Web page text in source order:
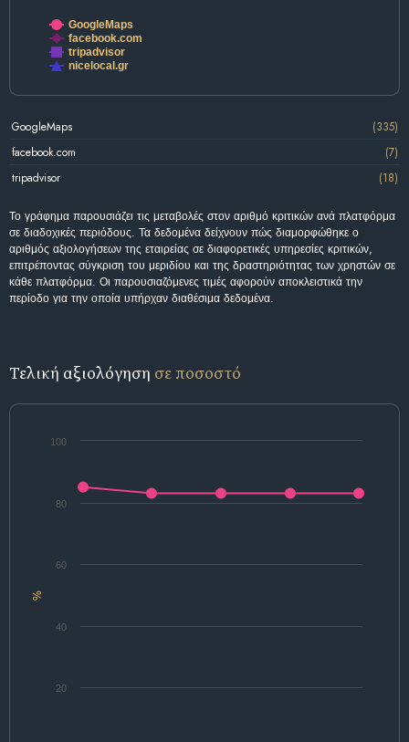
GoogleMaps
facebook.com
tripadvisor
nicelocal.gr
GoogleMaps
(335)
facebook.com
(7)
tripadvisor
(18)
Το γράφημα παρουσιάζει τις μεταβολές στον αριθμό κριτικών ανά πλατφόρμα
σε διαδοχικές περιόδους. Τα δεδομένα δείχνουν πώς διαμορφώθηκε ο
αριθμός αξιολογήσεων της εταιρείας σε διαφορετικές υπηρεσίες κριτικών,
επιτρέποντας σύγκριση του μεριδίου και της δραστηριότητας των χρηστών σε
κάθε πλατφόρμα. Οι παρουσιαζόμενες τιμές αφορούν αποκλειστικά την
περίοδο για την οποία υπήρχαν διαθέσιμα δεδομένα.
Τελική αξιολόγηση σε ποσοστό
%
20
40
60
80
100